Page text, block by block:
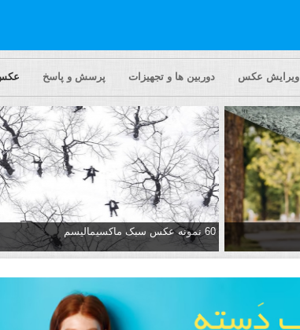
ویرایش عکس دوربین ها و تجهیزات پرسش و پاسخ
60 نمونه عکس سبک ماکسیمالیسم